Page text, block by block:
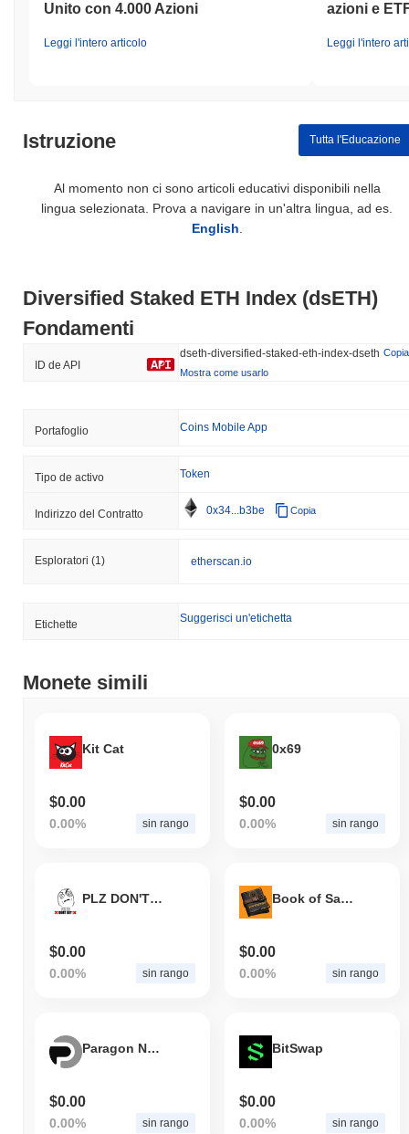
Index (dsETH) rispetto al mercato crypto più
allo slancio del mercato più ampio.
Unito con 4.000 Azioni
Leggi l'intero articolo
azioni e
Leggi l'intero
Istruzione Tutta l'Educazione
Al momento non ci sono articoli educativi disponibili nella
lingua selezionata. Prova a navigare in un'altra lingua, ad es.
English
Diversified Staked ETH Index (dsETH)
Fondamenti
ID de API
dseth-diversified-staked-eth-index-dseth Copia
Mostra come usarlo
Portafoglio Coins Mobile App
Tipo de activo Token
Indirizzo del Contratto 0x34...b3be Copia
Esploratori (1) etherscan.io
Etichette Suggerisci un'etichetta
Monete simili
Kit Cat
$0.00
0.00% sin rango
0x69
$0.00
0.00% sin rango
PLZ DON'T BUY THIS TOKEN!
$0.00
0.00% sin rango
Book of Satoshi
$0.00
0.00% sin rango
Paragon Network
$0.00
0.00% sin rango
BitSwap
$0.00
0.00% sin rango